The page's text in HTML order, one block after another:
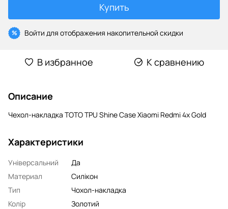
Купить
% Войти для отображения накопительной скидки
В избранное К сравнению
Описание
Чехол-накладка TOTO TPU Shine Case Xiaomi Redmi 4x Gold
Характеристики
Універсальний
Да
Материал
Силікон
Тип
Чохол-накладка
Колір
Золотий